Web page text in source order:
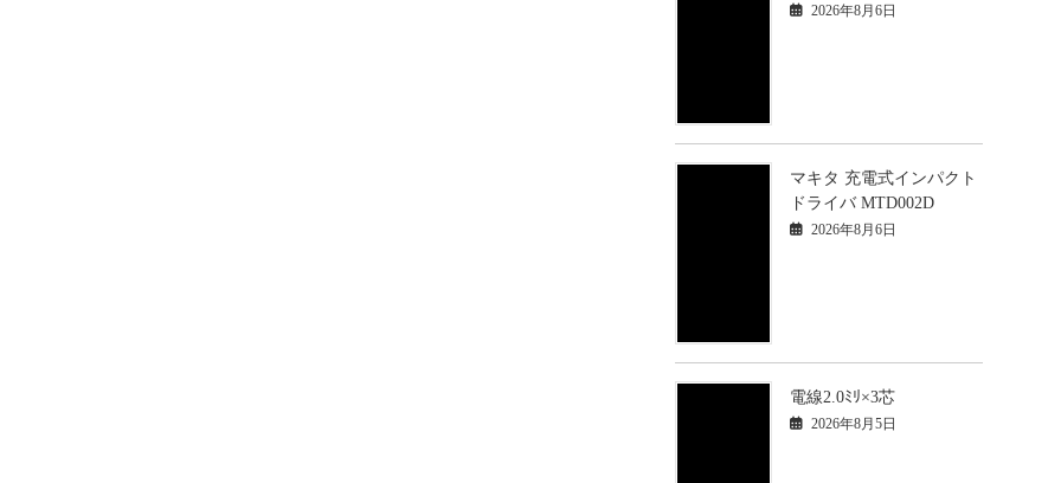
2026年8月6日
マキタ 充電式インパクト
ドライバ MTD002D
2026年8月6日
電線2.0ﾐﾘ×3芯
2026年8月5日